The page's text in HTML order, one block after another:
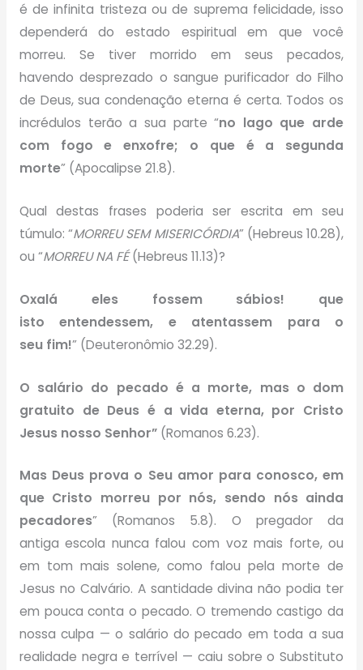
é de infinita tristeza ou de suprema felicidade, isso
dependerá do estado espiritual em que você
morreu. Se tiver morrido em seus pecados,
havendo desprezado o sangue purificador do Filho
de Deus, sua condenação eterna é certa. Todos os
incrédulos terão a sua parte “no lago que arde
com fogo e enxofre; o que é a segunda
morte” (Apocalipse 21.8).
Qual destas frases poderia ser escrita em seu
túmulo: “MORREU SEM MISERICÓRDIA” (Hebreus 10.28),
ou “MORREU NA FÉ(Hebreus 11.13)?
Oxalá eles fossem sábios! que
isto entendessem, e atentassem para o
seu fim!” (Deuteronômio 32.29).
O salário do pecado é a morte, mas o dom
gratuito de Deus é a vida eterna, por Cristo
Jesus nosso Senhor” (Romanos 6.23).
Mas Deus prova o Seu amor para conosco, em
que Cristo morreu por nós, sendo nós ainda
pecadores” (Romanos 5.8). O pregador da
antiga escola nunca falou com voz mais forte, ou
em tom mais solene, como falou pela morte de
Jesus no Calvário. A santidade divina não podia ter
em pouca conta o pecado. O tremendo castigo da
nossa culpa — o salário do pecado em toda a sua
realidade negra e terrível — caiu sobre o Substituto